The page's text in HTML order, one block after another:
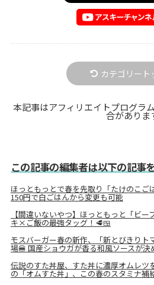
カテゴリート
本記事はアフィリエイトプログラ
合がありま
この記事の編集者は以下の記事
ほっともっとで春を先取り「たけのこご
150円で白ごはんから変更も可能
【間違いないやつ】ほっともっと「ビ
キ×ご飯の最強タッグ！🥩🍱
モスバーガー春の新作、「新とびきりト
場🍔 国産ショウガが香る和風ソースが決
伝説のすた丼屋、すた丼に濃厚オムレツ
の「オムすた丼」、この春のスタミナ補